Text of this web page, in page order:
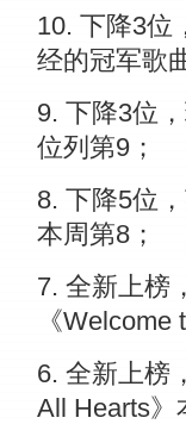
10. 下降3位
经的冠军歌
9. 下降3位
位列第9；
8. 下降5位
本周第8；
7. 全新上榜
《Welcome
6. 全新上榜
All Hearts》